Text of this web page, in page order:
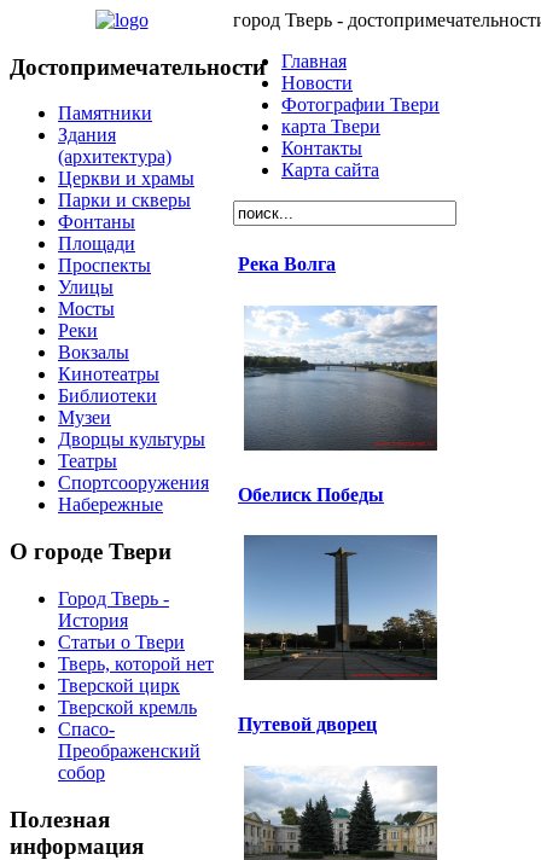
Достопримечательности
Памятники
Здания
(архитектура)
Церкви и храмы
Парки и скверы
Фонтаны
Площади
Проспекты
Улицы
Мосты
Реки
Вокзалы
Кинотеатры
Библиотеки
Музеи
Дворцы культуры
Театры
Спортсооружения
Набережные
О городе Твери
Город Тверь -
История
Статьи о Твери
Тверь, которой нет
Тверской цирк
Тверской кремль
Спасо-
Преображенский
собор
Полезная
информация
город Тверь -
Главная
Новости
Фотографии Твери
карта Твери
Контакты
Карта сайта
Река Волга
Обелиск Победы
Путевой дворец